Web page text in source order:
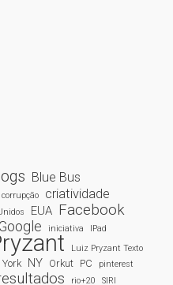
Blue Bus
corrupção criatividade
EUA Facebook
Google iniciativa IPad
Luiz Pryzant Texto
NY Orkut PC pinterest
rio+20 SIRI